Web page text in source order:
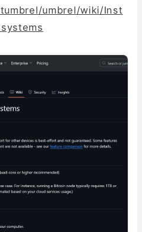
umbrel/wiki/Inst